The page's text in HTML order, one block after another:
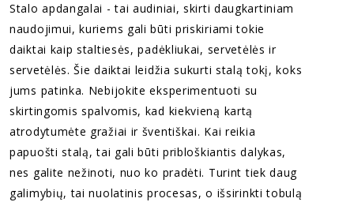
Stalo apdangalai - tai audiniai, skirti daugkartiniam
naudojimui, kuriems gali būti priskiriami tokie
daiktai kaip staltiesės, padėkliukai, servetėlės ir
servetėlės. Šie daiktai leidžia sukurti stalą tokį, koks
jums patinka. Nebijokite eksperimentuoti su
skirtingomis spalvomis, kad kiekvieną kartą
atrodytumėte gražiai ir šventiškai. Kai reikia
papuošti stalą, tai gali būti pribloškiantis dalykas,
nes galite nežinoti, nuo ko pradėti. Turint tiek daug
galimybių, tai nuolatinis procesas, o išsirinkti tobulą